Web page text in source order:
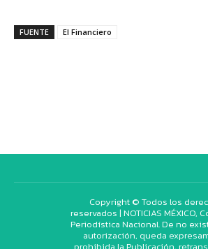
FUENTE El Financiero
Copyright © Todos los
reservados | NOTICIAS MÉXICO,
Periodística Nacional. De no
autorización, queda